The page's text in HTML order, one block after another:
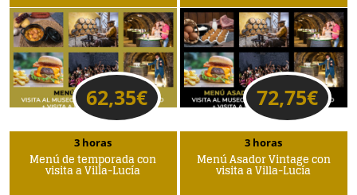
62,35€ 72,75€
3 horas
Menú de temporada con
visita a Villa-Lucía
3 horas
Menú Asador Vintage con
visita a Villa-Lucía